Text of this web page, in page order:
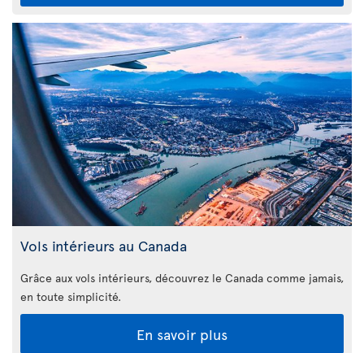
Vols intérieurs au Canada
Grâce aux vols intérieurs, découvrez le Canada comme jamais,
en toute simplicité.
En savoir plus